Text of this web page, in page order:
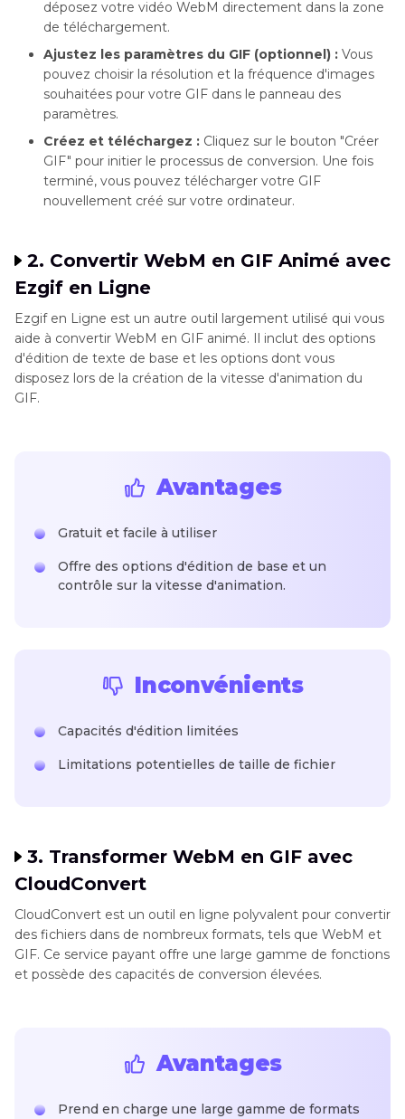
déposez votre vidéo WebM directement dans la zone
de téléchargement.
Ajustez les paramètres du GIF (optionnel) : Vous
pouvez choisir la résolution et la fréquence d'images
souhaitées pour votre GIF dans le panneau des
paramètres.
Créez et téléchargez : Cliquez sur le bouton "Créer
GIF" pour initier le processus de conversion. Une fois
terminé, vous pouvez télécharger votre GIF
nouvellement créé sur votre ordinateur.
2. Convertir WebM en GIF Animé avec
Ezgif en Ligne
Ezgif en Ligne est un autre outil largement utilisé qui vous
aide à convertir WebM en GIF animé. Il inclut des options
d'édition de texte de base et les options dont vous
disposez lors de la création de la vitesse d'animation du
GIF.
Avantages
Gratuit et facile à utiliser
Offre des options d'édition de base et un
contrôle sur la vitesse d'animation.
Inconvénients
Capacités d'édition limitées
Limitations potentielles de taille de fichier
3. Transformer WebM en GIF avec
CloudConvert
CloudConvert est un outil en ligne polyvalent pour convertir
des fichiers dans de nombreux formats, tels que WebM et
GIF. Ce service payant offre une large gamme de fonctions
et possède des capacités de conversion élevées.
Avantages
Prend en charge une large gamme de formats